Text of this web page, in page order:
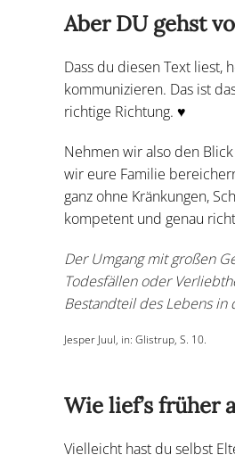
Aber DU gehst
Dass du diesen Text liest,
kommunizieren. Das ist
richtige Richtung. ♥
Nehmen wir also den
wir eure Familie
ganz ohne Kränkungen,
kompetent und genau
Der Umgang mit großen
Todesfällen oder
Bestandteil des Lebens in
Jesper Juul, in: Glistrup, S. 10.
Wie lief’s früher
Vielleicht hast du selbst